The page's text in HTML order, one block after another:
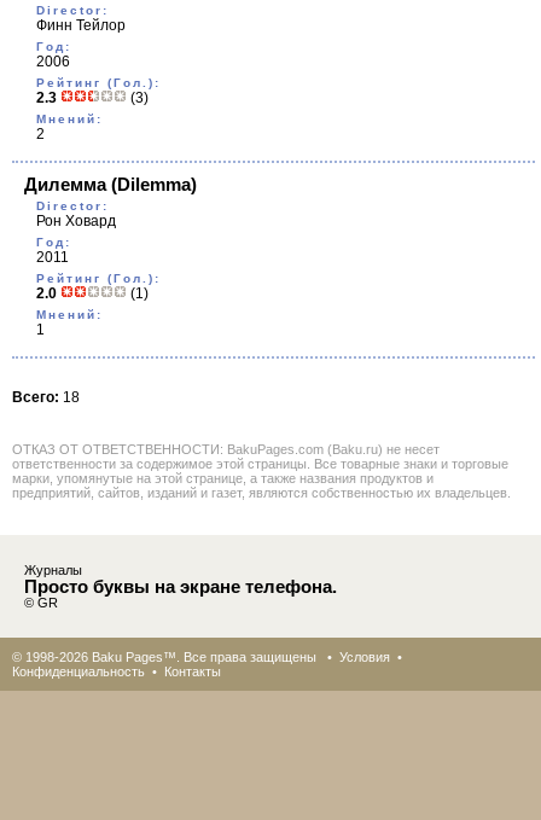
Director:
Финн Тейлор
Год:
2006
Рейтинг (Гол.):
2.3 (3)
Мнений:
2
Дилемма(Dilemma)
Director:
Рон Ховард
Год:
2011
Рейтинг (Гол.):
2.0 (1)
Мнений:
1
Всего: 18
ОТКАЗ ОТ ОТВЕТСТВЕННОСТИ: BakuPages.com (Baku.ru) не несет
ответственности за содержимое этой страницы. Все товарные знаки и торговые
марки, упомянутые на этой странице, а также названия продуктов и
предприятий, сайтов, изданий и газет, являются собственностью их владельцев.
Журналы
Просто буквы на экране телефона.
© GR
© 1998-2026 Baku Pages™. Все права защищены • Условия •
Конфиденциальность • Контакты